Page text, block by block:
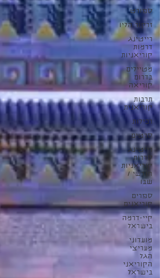
ספורט
זרקור הליו
רייטינג
דרמות
קוריאניות
מטיילים
בדרום
קוריאה
תרבות
קוריאנית
רכילות
סרטים
רייטינג
סדרות
קוריאניות
חודשי /
שבו
ספרים
קוריאנים
קיי-דרמה
בישראל
מועדוני
מעריצי
הגל
הקוריאני
בישראל